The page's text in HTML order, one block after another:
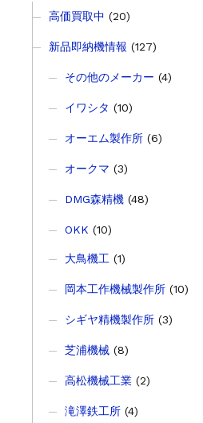
高価買取中 (20)
新品即納機情報 (127)
その他のメーカー (4)
イワシタ (10)
オーエム製作所(6)
オークマ (3)
DMG森精機(48)
OKK (10)
大鳥機工 (1)
岡本工作機械製作所(10)
シギヤ精機製作所(3)
芝浦機械(8)
高松機械工業(2)
滝澤鉄工所(4)